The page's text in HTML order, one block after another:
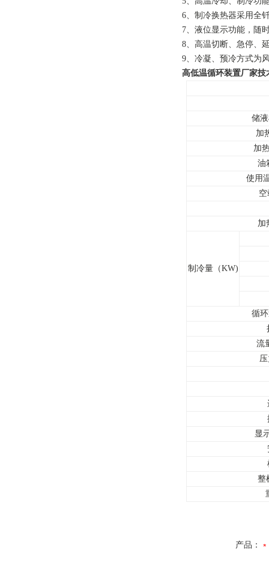
6、制冷换热器采用全
7、液位显示功能，随
8、高温切断、急停、
9、冷凝、预冷方式为
高低温循环装置厂家技
储
加
加
油
使用
加
制冷量（KW)
循
流
显
整
产品：